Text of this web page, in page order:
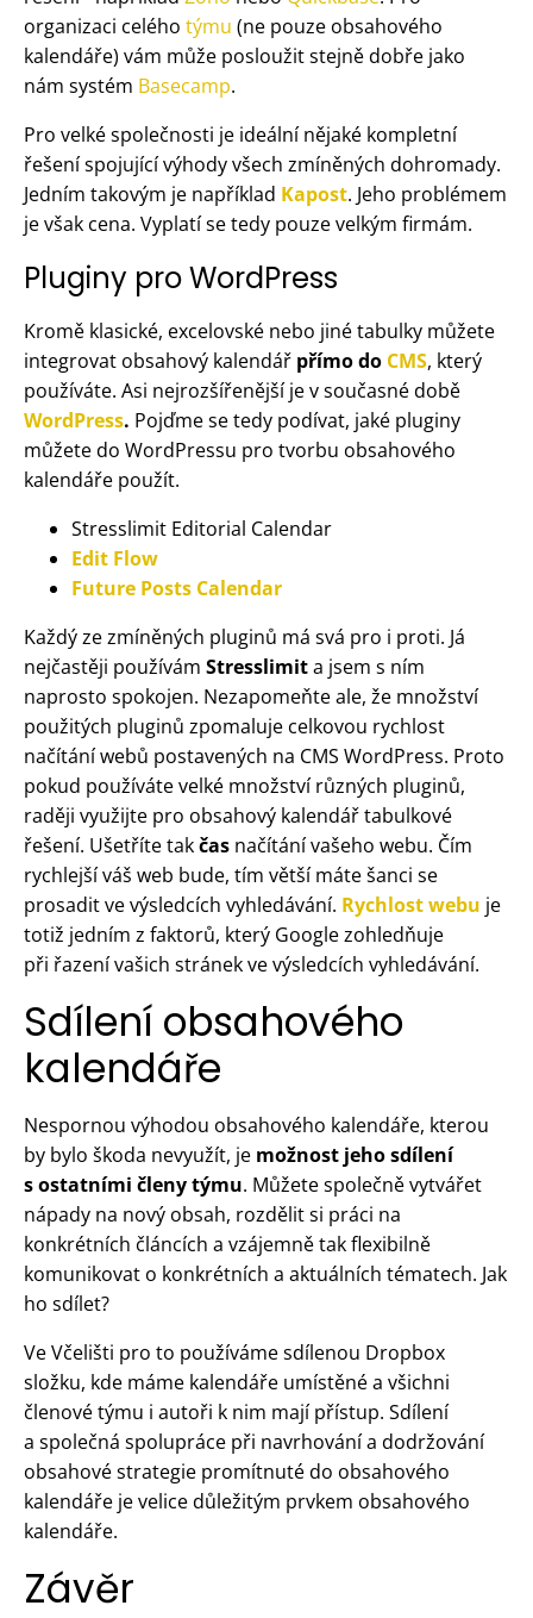
organizaci celého týmu (ne pouze obsahového
kalendáře) vám může posloužit stejně dobře jako
nám systém Basecamp.
Pro velké společnosti je ideální nějaké kompletní
řešení spojující výhody všech zmíněných dohromady.
Jedním takovým je například Kapost. Jeho problémem
je však cena. Vyplatí se tedy pouze velkým firmám.
Pluginy pro WordPress
Kromě klasické, excelovské nebo jiné tabulky můžete
integrovat obsahový kalendář přímo do CMS, který
používáte. Asi nejrozšířenější je v současné době
WordPress. Pojďme se tedy podívat, jaké pluginy
můžete do WordPressu pro tvorbu obsahového
kalendáře použít.
Stresslimit Editorial Calendar
Edit Flow
Future Posts Calendar
Každý ze zmíněných pluginů má svá pro i proti. Já
nejčastěji používám Stresslimita jsem s ním
naprosto spokojen. Nezapomeňte ale, že množství
použitých pluginů zpomaluje celkovou rychlost
načítání webů postavených na CMS WordPress. Proto
pokud používáte velké množství různých pluginů,
raději využijte pro obsahový kalendář tabulkové
řešení. Ušetříte takčas načítání vašeho webu. Čím
rychlejší váš web bude, tím větší máte šanci se
prosadit ve výsledcích vyhledávání. Rychlost webu je
totiž jedním z faktorů, který Google zohledňuje
při řazení vašich stránek ve výsledcích vyhledávání.
Sdílení obsahového
kalendáře
Nespornou výhodou obsahového kalendáře, kterou
by bylo škoda nevyužít, je možnost jeho sdílení
s ostatními členy týmu. Můžete společně vytvářet
nápady na nový obsah, rozdělit si práci na
konkrétních článcích a vzájemně tak flexibilně
komunikovat o konkrétních a aktuálních tématech. Jak
ho sdílet?
Ve Včelišti pro to používáme sdílenou Dropbox
složku, kde máme kalendáře umístěné a všichni
členové týmu i autoři k nim mají přístup. Sdílení
a společná spolupráce při navrhování a dodržování
obsahové strategie promítnuté do obsahového
kalendáře je velice důležitým prvkem obsahového
kalendáře.
Závěr